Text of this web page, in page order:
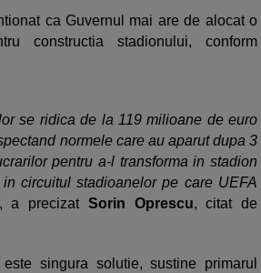
ca Guvernul mai are de alocat o
constructia stadionului, conform
se ridica de la 119 milioane de euro
normele care au aparut dupa 3
pentru a-l transforma in stadion
circuitul stadioanelor pe care UEFA
a precizat Sorin Oprescu, citat de
singura solutie, sustine primarul